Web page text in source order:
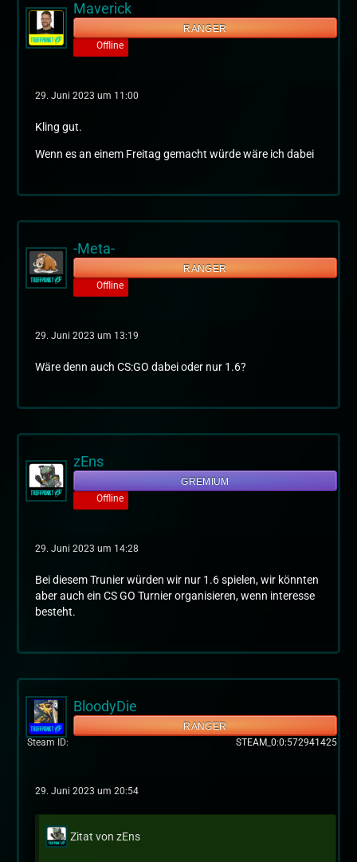
Maverick
RANGER
Offline
29. Juni 2023 um 11:00
Kling gut.
Wenn es an einem Freitag gemacht würde wäre ich dabei
-Meta-
RANGER
Offline
29. Juni 2023 um 13:19
Wäre denn auch CS:GO dabei oder nur 1.6?
zEns
GREMIUM
Offline
29. Juni 2023 um 14:28
Bei diesem Trunier würden wir nur 1.6 spielen, wir könnten
aber auch ein CS GO Turnier organisieren, wenn interesse
besteht.
BloodyDie
RANGER
Steam ID
STEAM_0:0:572941425
29. Juni 2023 um 20:54
Zitat von zEns